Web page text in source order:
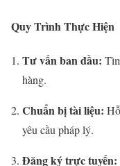
Quy Trình Thực Hiện
Tư vấn ban đầu:
hàng.
Chuẩn bị tài liệu:
yêu cầu pháp lý.
Đăng ký trực tuyến: